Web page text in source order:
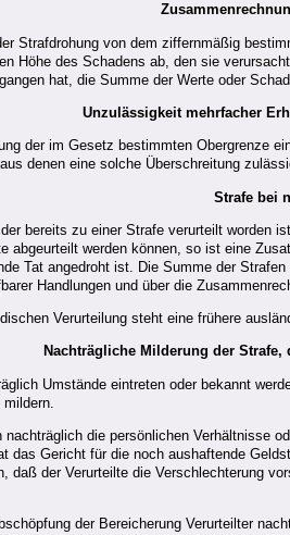
Strafdrohung von dem ziffernmäßig
Höhe des Schadens ab, den sie
hat, die Summe der Werte oder
Unzulässigkeit mehrfacher
der im Gesetz bestimmten Obergrenze
denen eine solche Überschreitung
Strafe bei
bereits zu einer Strafe verurteilt worden
abgeurteilt werden können, so ist eine
Tat angedroht ist. Die Summe der
Handlungen und über die
Verurteilung steht eine frühere
Nachträgliche Milderung der
Umstände eintreten oder bekannt
nachträglich die persönlichen Verhältnisse
das Gericht für die noch aushaftende
daß der Verurteilte die Verschlechterung
der Bereicherung Verurteilter